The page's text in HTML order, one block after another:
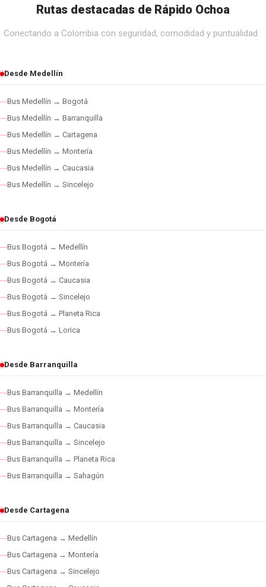
Rutas destacadas de Rápido Ochoa
Conectando a Colombia con seguridad, comodidad y puntualidad
Desde Medellín
Bus Medellín → Bogotá
Bus Medellín → Barranquilla
Bus Medellín → Cartagena
Bus Medellín → Montería
Bus Medellín → Caucasia
Bus Medellín → Sincelejo
Desde Bogotá
Bus Bogotá → Medellín
Bus Bogotá → Montería
Bus Bogotá → Caucasia
Bus Bogotá → Sincelejo
Bus Bogotá → Planeta Rica
Bus Bogotá → Lorica
Desde Barranquilla
Bus Barranquilla → Medellín
Bus Barranquilla → Montería
Bus Barranquilla → Caucasia
Bus Barranquilla → Sincelejo
Bus Barranquilla → Planeta Rica
Bus Barranquilla → Sahagún
Desde Cartagena
Bus Cartagena → Medellín
Bus Cartagena → Montería
Bus Cartagena → Sincelejo